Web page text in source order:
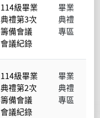
114級畢業
典禮第3次
籌備會議
會議紀錄
畢業
典禮
專區
114級畢業
典禮第2次
籌備會議
會議紀錄
畢業
典禮
專區